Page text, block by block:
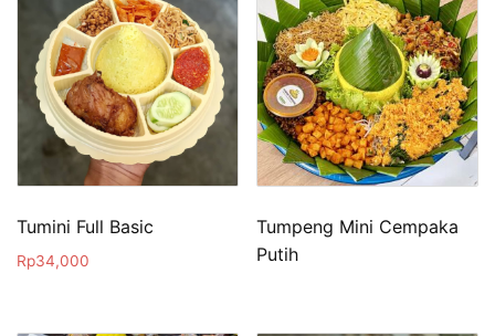
Tumini Full Basic
Rp34,000
Tumpeng Mini Cempaka
Putih